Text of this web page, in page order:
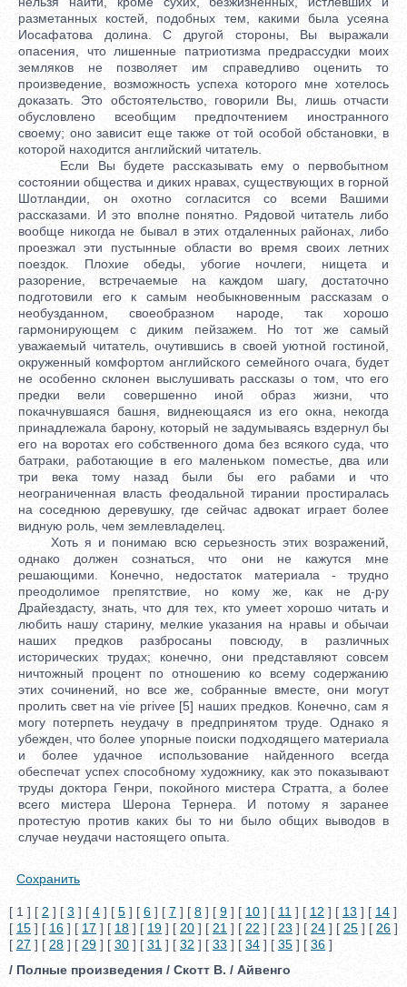
разметанных костей, подобных тем, какими была усеяна
Иосафатова долина. С другой стороны, Вы выражали
опасения, что лишенные патриотизма предрассудки моих
земляков не позволяет им справедливо оценить то
произведение, возможность успеха которого мне хотелось
доказать. Это обстоятельство, говорили Вы, лишь отчасти
обусловлено всеобщим предпочтением иностранного
своему; оно зависит еще также от той особой обстановки, в
которой находится английский читатель.
Если Вы будете рассказывать ему о первобытном
состоянии общества и диких нравах, существующих в горной
Шотландии, он охотно согласится со всеми Вашими
рассказами. И это вполне понятно. Рядовой читатель либо
вообще никогда не бывал в этих отдаленных районах, либо
проезжал эти пустынные области во время своих летних
поездок. Плохие обеды, убогие ночлеги, нищета и
разорение, встречаемые на каждом шагу, достаточно
подготовили его к самым необыкновенным рассказам о
необузданном, своеобразном народе, так хорошо
гармонирующем с диким пейзажем. Но тот же самый
уважаемый читатель, очутившись в своей уютной гостиной,
окруженный комфортом английского семейного очага, будет
не особенно склонен выслушивать рассказы о том, что его
предки вели совершенно иной образ жизни, что
покачнувшаяся башня, виднеющаяся из его окна, некогда
принадлежала барону, который не задумываясь вздернул бы
его на воротах его собственного дома без всякого суда, что
батраки, работающие в его маленьком поместье, два или
три века тому назад были бы его рабами и что
неограниченная власть феодальной тирании простиралась
на соседнюю деревушку, где сейчас адвокат играет более
видную роль, чем землевладелец.
Хоть я и понимаю всю серьезность этих возражений,
однако должен сознаться, что они не кажутся мне
решающими. Конечно, недостаток материала - трудно
преодолимое препятствие, но кому же, как не д-ру
Драйездасту, знать, что для тех, кто умеет хорошо читать и
любить нашу старину, мелкие указания на нравы и обычаи
наших предков разбросаны повсюду, в различных
исторических трудах; конечно, они представляют совсем
ничтожный процент по отношению ко всему содержанию
этих сочинений, но все же, собранные вместе, они могут
пролить свет на vie privee [5] наших предков. Конечно, сам я
могу потерпеть неудачу в предпринятом труде. Однако я
убежден, что более упорные поиски подходящего материала
и более удачное использование найденного всегда
обеспечат успех способному художнику, как это показывают
труды доктора Генри, покойного мистера Стратта, а более
всего мистера Шерона Тернера. И потому я заранее
протестую против каких бы то ни было общих выводов в
случае неудачи настоящего опыта.
Сохранить
[ 1 ] [ 2 ] [ 3 ] [ 4 ] [ 5 ] [ 6 ] [ 7 ] [ 8 ] [ 9 ] [ 10 ] [ 11 ] [ 12 ] [ 13 ] [ 14 ]
[ 15 ] [ 16 ] [ 17 ] [ 18 ] [ 19 ] [ 20 ] [ 21 ] [ 22 ] [ 23 ] [ 24 ] [ 25 ] [ 26 ]
[ 27 ] [ 28 ] [ 29 ] [ 30 ] [ 31 ] [ 32 ] [ 33 ] [ 34 ] [ 35 ] [ 36 ]
/ Полные произведения / Скотт В. / Айвенго